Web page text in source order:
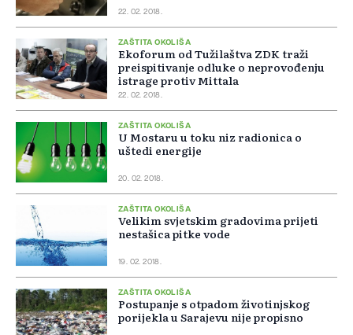
22. 02. 2018.
ZAŠTITA OKOLIŠA
Ekoforum od Tužilaštva ZDK traži
preispitivanje odluke o neprovođenju
istrage protiv Mittala
22. 02. 2018.
ZAŠTITA OKOLIŠA
U Mostaru u toku niz radionica o
uštedi energije
20. 02. 2018.
ZAŠTITA OKOLIŠA
Velikim svjetskim gradovima prijeti
nestašica pitke vode
19. 02. 2018.
ZAŠTITA OKOLIŠA
Postupanje s otpadom životinjskog
porijekla u Sarajevu nije propisno